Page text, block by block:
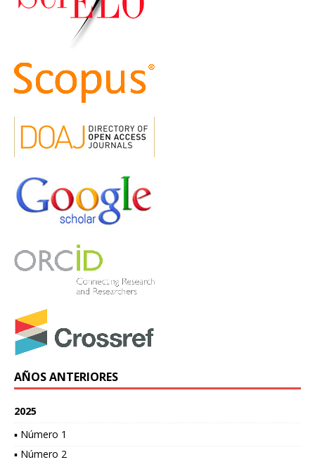
AÑOS ANTERIORES
2025
▪ Número 1
▪ Número 2